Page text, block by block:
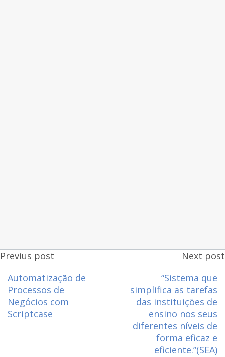
Previus post
Automatização de
Processos de
Negócios com
Scriptcase
Next post
“Sistema que
simplifica as tarefas
das instituições de
ensino nos seus
diferentes níveis de
forma eficaz e
eficiente.”(SEA)